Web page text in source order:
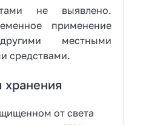
не выявлено.
применение
местными
средствами.
хранения
от света